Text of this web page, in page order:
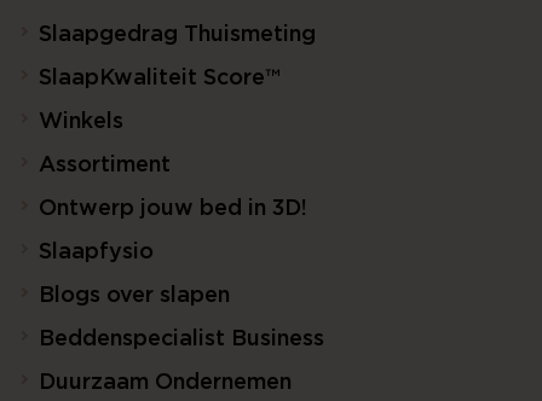
Slaapgedrag Thuismeting
SlaapKwaliteit Score™
Winkels
Assortiment
Ontwerp jouw bed in 3D!
Slaapfysio
Blogs over slapen
Beddenspecialist Business
Duurzaam Ondernemen